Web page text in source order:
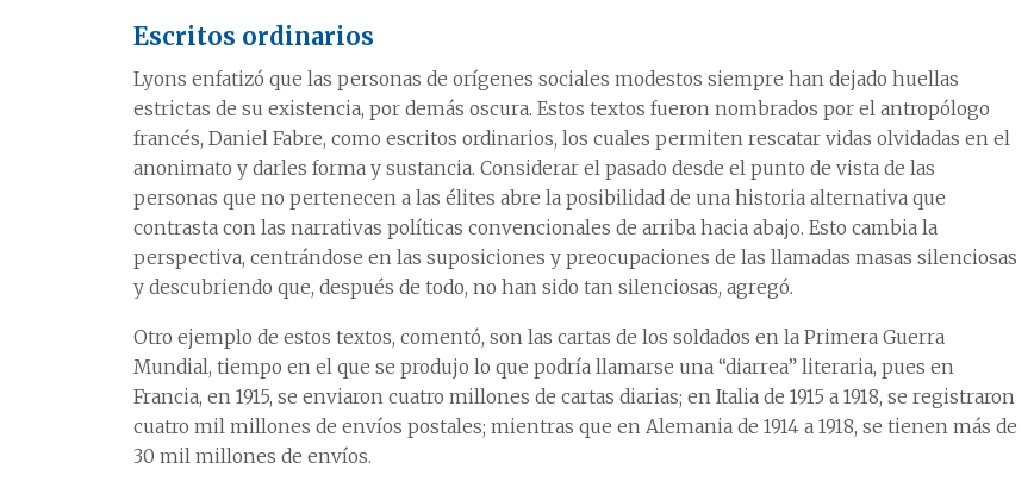
Escritos ordinarios
Lyons enfatizó que las personas de orígenes sociales modestos siempre han dejado huellas
estrictas de su existencia, por demás oscura. Estos textos fueron nombrados por el antropólogo
francés, Daniel Fabre, como escritos ordinarios, los cuales permiten rescatar vidas olvidadas en el
anonimato y darles forma y sustancia. Considerar el pasado desde el punto de vista de las
personas que no pertenecen a las élites abre la posibilidad de una historia alternativa que
contrasta con las narrativas políticas convencionales de arriba hacia abajo. Esto cambia la
perspectiva, centrándose en las suposiciones y preocupaciones de las llamadas masas silenciosas
y descubriendo que, después de todo, no han sido tan silenciosas, agregó.
Otro ejemplo de estos textos, comentó, son las cartas de los soldados en la Primera Guerra
Mundial, tiempo en el que se produjo lo que podría llamarse una “diarrea” literaria, pues en
Francia, en 1915, se enviaron cuatro millones de cartas diarias; en Italia de 1915 a 1918, se registraron
cuatro mil millones de envíos postales; mientras que en Alemania de 1914 a 1918, se tienen más de
30 mil millones de envíos.